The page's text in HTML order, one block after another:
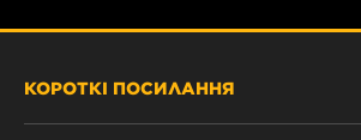
КОРОТКІ ПОСИЛАННЯ